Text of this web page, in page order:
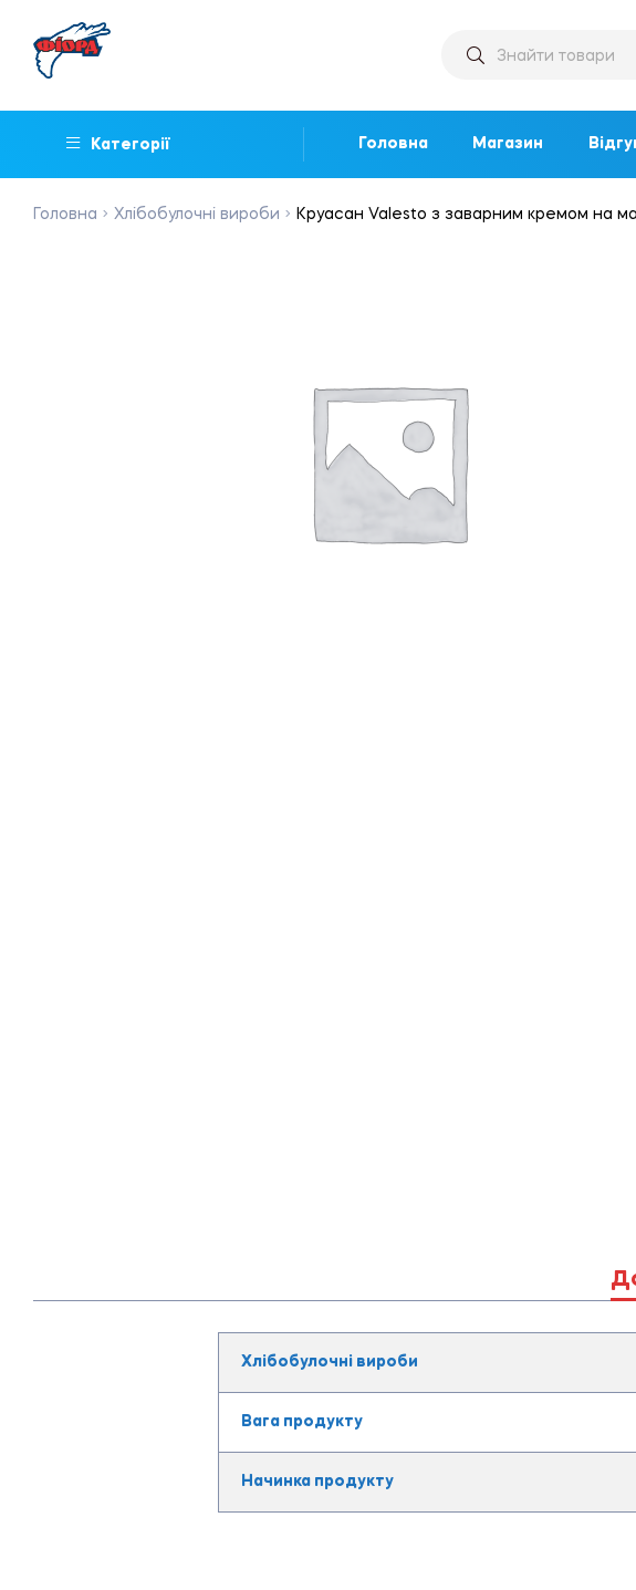
Категорії Головна Магазин
Головна Хлібобулочні вироби Круасан Valesto з заварним кремом на
Хлібобулочні вироби
Вага продукту
Начинка продукту